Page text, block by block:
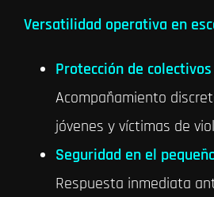
Versatilidad operativa en
Protección de
Acompañamiento
jóvenes y víctimas de
Seguridad en el
Respuesta inmediata